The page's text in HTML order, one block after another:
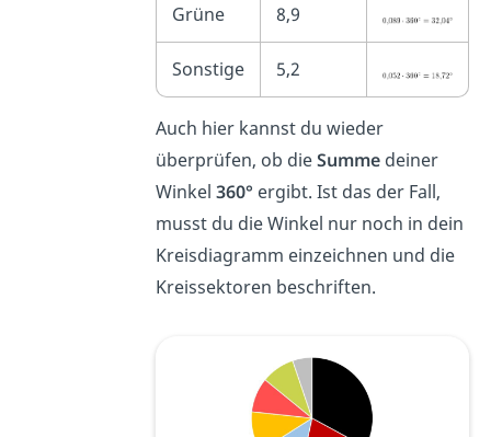
Grüne 8,9
Sonstige 5,2
Auch hier kannst du wieder
überprüfen, ob dieSummedeiner
Winkel 360° ergibt. Ist das der Fall,
musst du die Winkel nur noch in dein
Kreisdiagramm einzeichnen und die
Kreissektoren beschriften.